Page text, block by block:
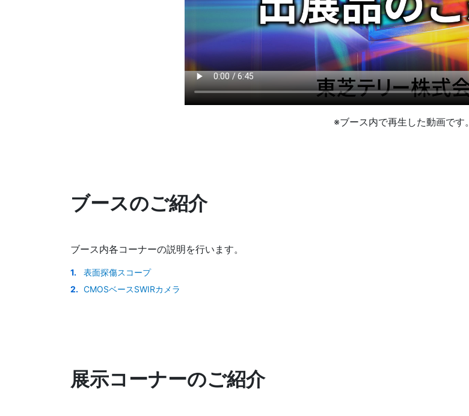
※ブース内で再生した動画です。
ブースのご紹介
ブース内各コーナーの説明を行います。
表面探傷スコープ
CMOSベースSWIRカメラ
展示コーナーのご紹介